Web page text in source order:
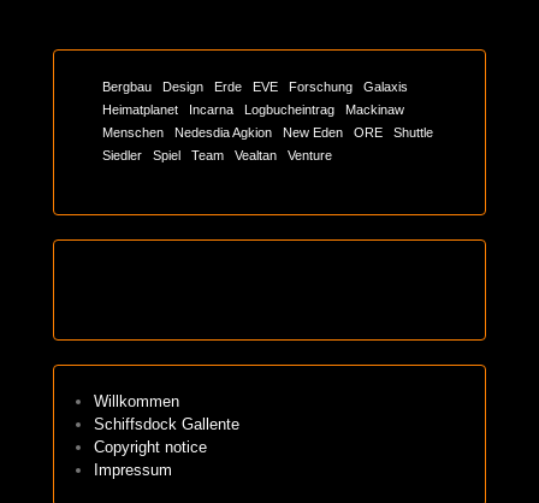
Bergbau Design Erde EVE Forschung
Galaxis
Heimatplanet
Incarna Logbucheintrag
Mackinaw
Menschen
Nedesdia Agkion New Eden ORE
Shuttle
Siedler
Spiel Team Vealtan Venture
Willkommen
Schiffsdock Gallente
Copyright notice
Impressum